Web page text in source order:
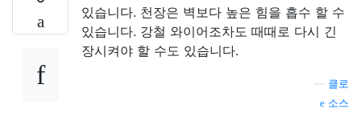
있습니다. 천장은 벽보다 높은 힘을 흡수 할 수
있습니다. 강철 와이어조차도 때때로 다시 긴
장시켜야 할 수도 있습니다.
클로
소스